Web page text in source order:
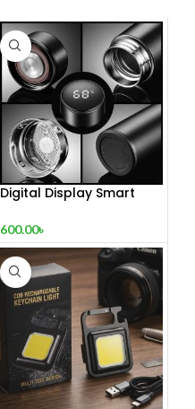
Digital Display Smart
600.00৳